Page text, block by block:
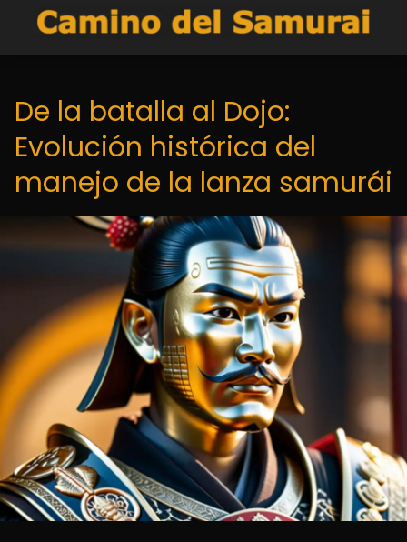
De la batalla al Dojo:
Evolución histórica del
manejo de la lanza samurái